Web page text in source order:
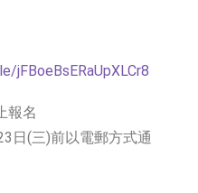
jFBoeBsERaUpXLCr8
報名
日(三)前以電郵方式通